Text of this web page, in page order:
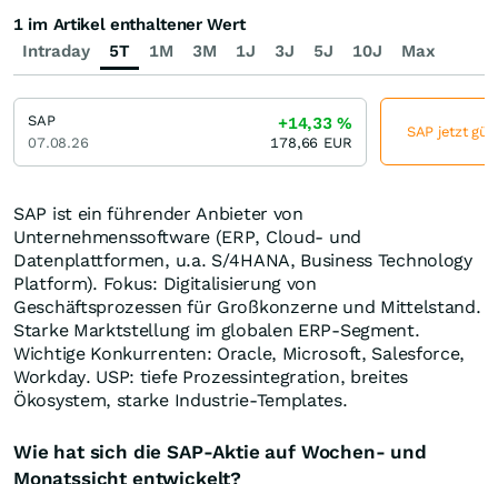
SAP ist ein führender Anbieter von
Unternehmenssoftware (ERP, Cloud- und
Datenplattformen, u.a. S/4HANA, Business Technology
Platform). Fokus: Digitalisierung von
Geschäftsprozessen für Großkonzerne und Mittelstand.
Starke Marktstellung im globalen ERP-Segment.
Wichtige Konkurrenten: Oracle, Microsoft, Salesforce,
Workday. USP: tiefe Prozessintegration, breites
Ökosystem, starke Industrie-Templates.
Wie hat sich die SAP-Aktie auf Wochen- und
Monatssicht entwickelt?
Intraday 5T 1M 3M 1J 3J 5J 10J Max
1 im Artikel enthaltener Wert
SAP
07.08.26
+14,33%
178,66 EUR
SAP jetzt